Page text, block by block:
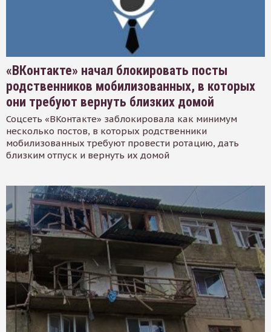
«ВКонтакте» начал блокировать посты
родственников мобилизованных, в которых
они требуют вернуть близких домой
Соцсеть «ВКонтакте» заблокировала как минимум
несколько постов, в которых родственники
мобилизованных требуют провести ротацию, дать
близким отпуск и вернуть их домой